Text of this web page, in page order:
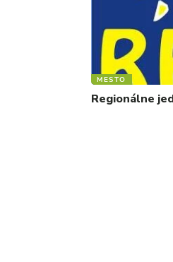
MESTO
Regionálne